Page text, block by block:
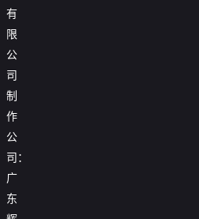
有
限
公
司
制
作
公
司：
广
东